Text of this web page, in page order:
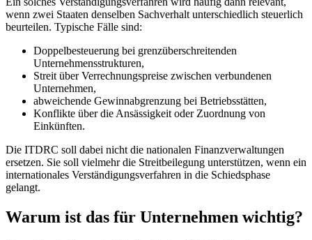
wenn zwei Staaten denselben Sachverhalt unterschiedlich steuerlich
beurteilen. Typische Fälle sind:
Doppelbesteuerung bei grenzüberschreitenden
Unternehmensstrukturen,
Streit über Verrechnungspreise zwischen verbundenen
Unternehmen,
abweichende Gewinnabgrenzung bei Betriebsstätten,
Konflikte über die Ansässigkeit oder Zuordnung von
Einkünften.
Die ITDRC soll dabei nicht die nationalen Finanzverwaltungen
ersetzen. Sie soll vielmehr die Streitbeilegung unterstützen, wenn ein
internationales Verständigungsverfahren in die Schiedsphase
gelangt.
Warum ist das für Unternehmen wichtig?